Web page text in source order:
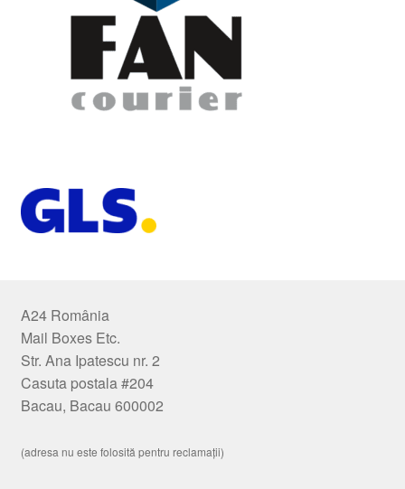
A24 România
Mail Boxes Etc.
Str. Ana Ipatescu nr. 2
Casuta postala #204
Bacau, Bacau 600002
(adresa nu este folosită pentru reclamații)